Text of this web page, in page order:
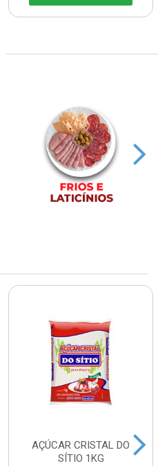
AÇÚCAR CRISTAL DO
SÍTIO 1KG